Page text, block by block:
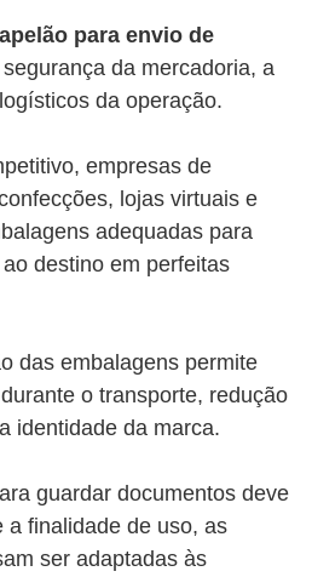
para envio de
da mercadoria, a
da operação.
empresas de
lojas virtuais e
adequadas para
destino em perfeitas
das embalagens permite
o transporte, redução
identidade da marca.
guardar documentos deve
a finalidade de uso, as
ser adaptadas às